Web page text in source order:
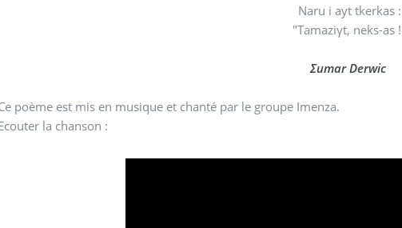
Naru i ayt tkerkas :
"Tamaziγt, neks-as
Σumar Derwic
poème est mis en musique et chanté par le groupe Imenza.
la chanson :